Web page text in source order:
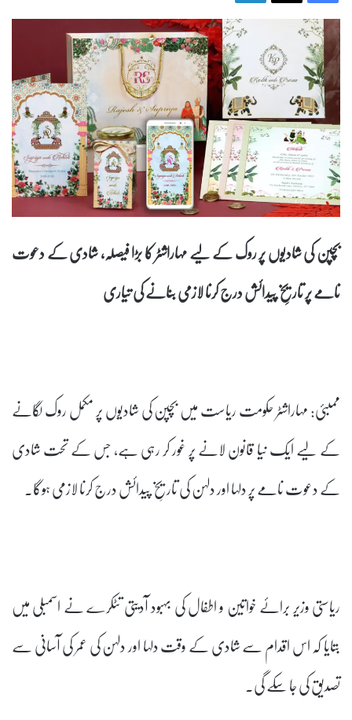
بچپن کی شادیوں پر روک کے لیے مہاراشٹر کا بڑا فیصلہ، شادی کے دعوت
نامے پر تاریخِ پیدائش درج کرنا لازمی بنانے کی تیاری
ممبئی: مہاراشٹر حکومت ریاست میں بچپن کی شادیوں پر مکمل روک لگانے
کے لیے ایک نیا قانون لانے پر غور کر رہی ہے، جس کے تحت شادی
کے دعوت نامے پر دلہا اور دلہن کی تاریخِ پیدائش درج کرنا لازمی ہوگا۔
ریاستی وزیر برائے خواتین و اطفال کی بہبود آدیتی تٹکرے نے اسمبلی میں
بتایا کہ اس اقدام سے شادی کے وقت دلہا اور دلہن کی عمر کی آسانی سے
تصدیق کی جا سکے گی۔